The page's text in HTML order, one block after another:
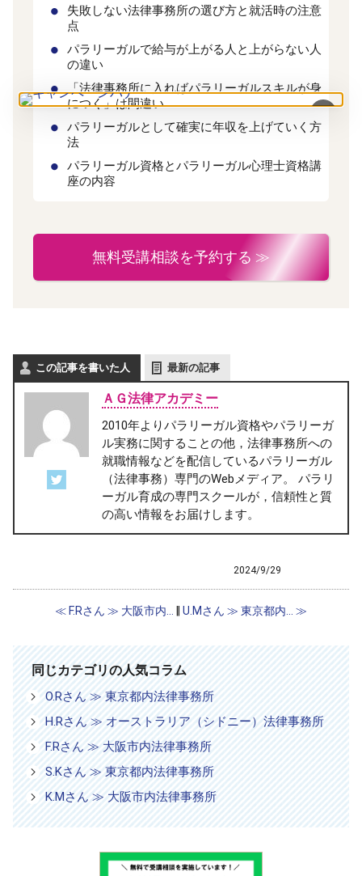
×
失敗しない法律事務所の選び方と就活時の注意
点
パラリーガルで給与が上がる人と上がらない人
の違い
「法律事務所に入ればパラリーガルスキルが身
につく」は間違い
パラリーガルとして確実に年収を上げていく方
法
パラリーガル資格とパラリーガル心理士資格講
座の内容
無料受講相談を予約する ≫
この記事を書いた人 最新の記事
ＡＧ法律アカデミー
2010年よりパラリーガル資格やパラリーガ
ル実務に関することの他，法律事務所への
就職情報などを配信しているパラリーガル
（法律事務）専門のWebメディア。 パラリ
ーガル育成の専門スクールが，信頼性と質
の高い情報をお届けします。
2024/9/29
≪ F.Rさん ≫ 大阪市内... U.Mさん ≫ 東京都内... ≫
同じカテゴリの人気コラム
O.Rさん ≫ 東京都内法律事務所
H.Rさん ≫ オーストラリア（シドニー）法律事務所
F.Rさん ≫ 大阪市内法律事務所
S.Kさん ≫ 東京都内法律事務所
K.Mさん ≫ 大阪市内法律事務所